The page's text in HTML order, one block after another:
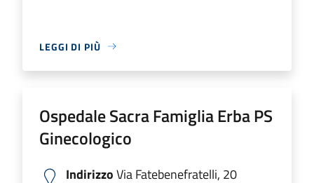
LEGGI DI PIÙ
Ospedale Sacra Famiglia Erba PS
Ginecologico
IndirizzoVia Fatebenefratelli, 20